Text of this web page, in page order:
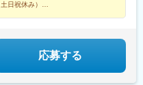
日祝休み）
応募する